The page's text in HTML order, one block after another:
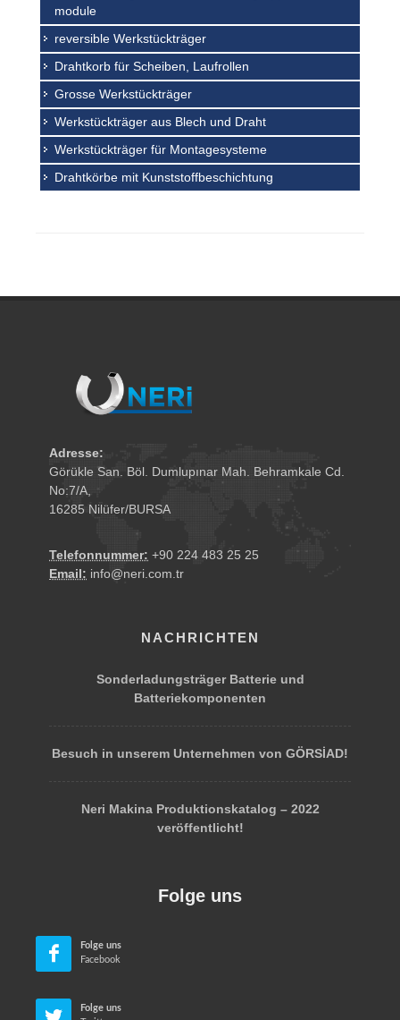
module
reversible Werkstückträger
Drahtkorb für Scheiben, Laufrollen
Grosse Werkstückträger
Werkstückträger aus Blech und Draht
Werkstückträger für Montagesysteme
Drahtkörbe mit Kunststoffbeschichtung
Adresse:
Görükle San. Böl. Dumlupınar Mah. Behramkale Cd.
No:7/A,
16285 Nilüfer/BURSA
Telefonnummer: +90 224 483 25 25
Email: info@neri.com.tr
NACHRICHTEN
Sonderladungsträger Batterie und
Batteriekomponenten
Besuch in unserem Unternehmen von GÖRSİAD!
Neri Makina Produktionskatalog – 2022
veröffentlicht!
Folge uns
Folge uns
Facebook
Folge uns